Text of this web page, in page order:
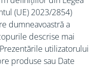
(UE) 2023/2854)
dumneavoastră a
descrise mai
utilizatorului
produse sau Date